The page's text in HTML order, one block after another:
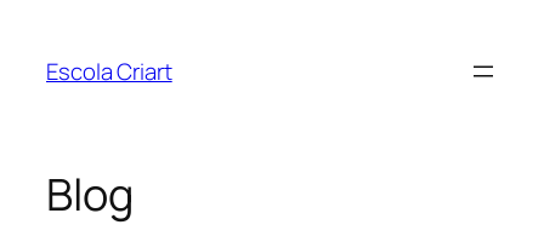
Escola Criart
Blog